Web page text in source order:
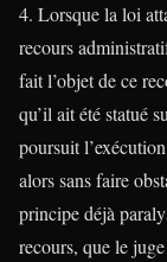
4. Lorsque la loi
recours
fait l’objet de ce
qu’il ait été statué
poursuit
alors sans faire
principe déjà
recours, que le